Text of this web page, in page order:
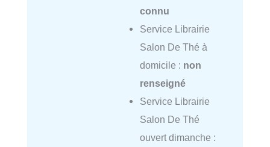
connu
Service Librairie
Salon De Thé à
domicile : non
renseigné
Service Librairie
Salon De Thé
ouvert dimanche :